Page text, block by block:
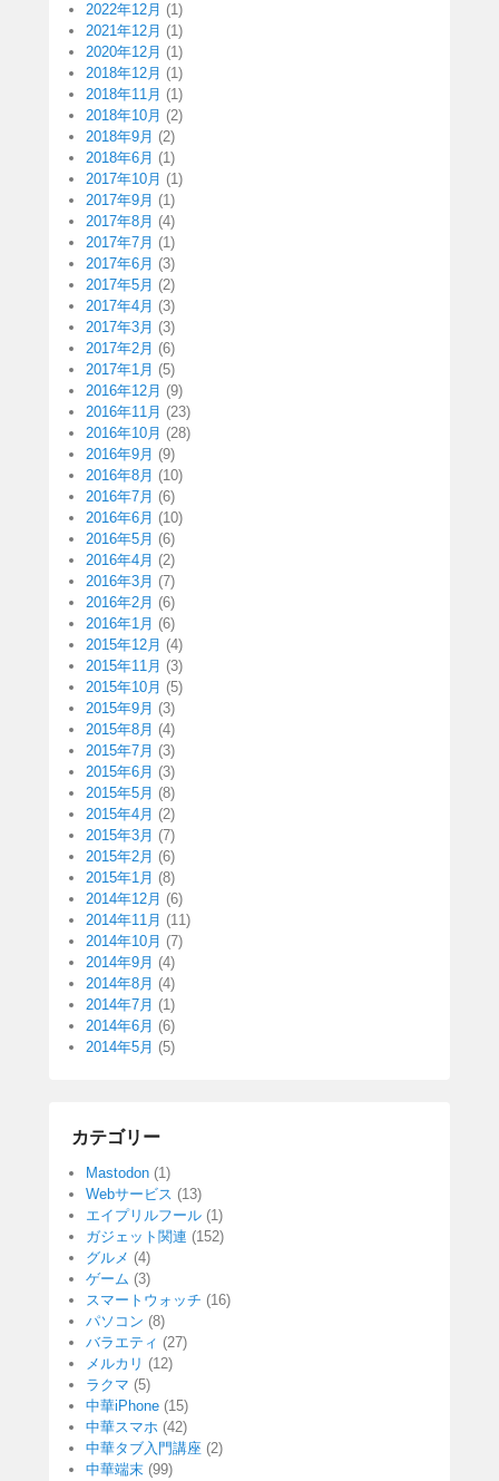
2022年12月 (1)
2021年12月 (1)
2020年12月 (1)
2018年12月 (1)
2018年11月 (1)
2018年10月 (2)
2018年9月 (2)
2018年6月 (1)
2017年10月 (1)
2017年9月 (1)
2017年8月 (4)
2017年7月 (1)
2017年6月 (3)
2017年5月 (2)
2017年4月 (3)
2017年3月 (3)
2017年2月 (6)
2017年1月 (5)
2016年12月 (9)
2016年11月 (23)
2016年10月 (28)
2016年9月 (9)
2016年8月 (10)
2016年7月 (6)
2016年6月 (10)
2016年5月 (6)
2016年4月 (2)
2016年3月 (7)
2016年2月 (6)
2016年1月 (6)
2015年12月 (4)
2015年11月 (3)
2015年10月 (5)
2015年9月 (3)
2015年8月 (4)
2015年7月 (3)
2015年6月 (3)
2015年5月 (8)
2015年4月 (2)
2015年3月 (7)
2015年2月 (6)
2015年1月 (8)
2014年12月 (6)
2014年11月 (11)
2014年10月 (7)
2014年9月 (4)
2014年8月 (4)
2014年7月 (1)
2014年6月 (6)
2014年5月 (5)
カテゴリー
Mastodon (1)
Webサービス (13)
エイプリルフール (1)
ガジェット関連 (152)
グルメ (4)
ゲーム (3)
スマートウォッチ (16)
パソコン (8)
バラエティ (27)
メルカリ (12)
ラクマ (5)
中華iPhone (15)
中華スマホ (42)
中華タブ入門講座 (2)
中華端末 (99)